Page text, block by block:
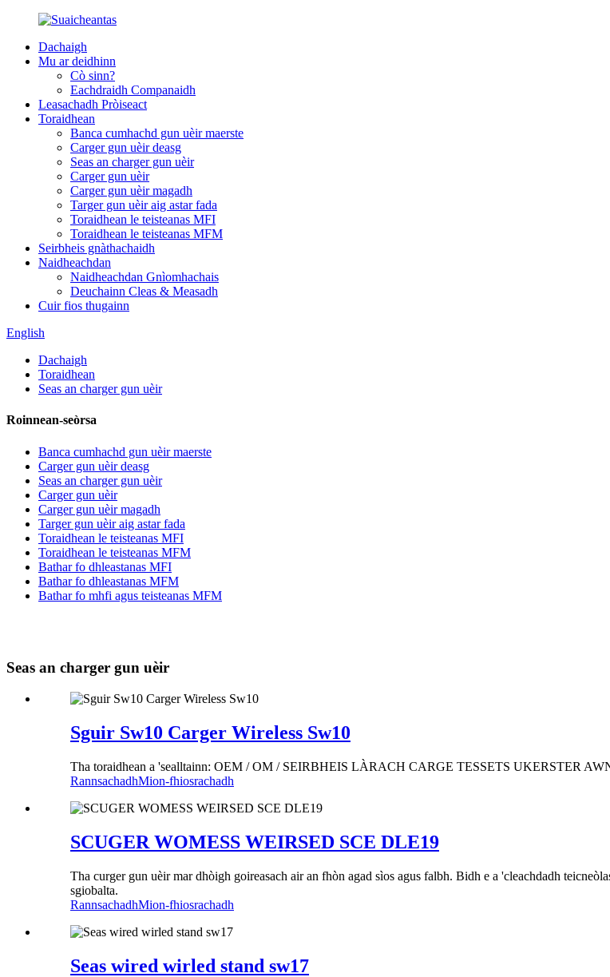
Dachaigh
Mu ar deidhinn
Cò sinn?
Eachdraidh Companaidh
Leasachadh Pròiseact
Toraidhean
Banca cumhachd gun uèir maerste
Carger gun uèir deasg
Seas an charger gun uèir
Carger gun uèir
Carger gun uèir magadh
Targer gun uèir aig astar fada
Toraidhean le teisteanas MFI
Toraidhean le teisteanas MFM
Seirbheis gnàthachaidh
Naidheachdan
Naidheachdan Gnìomhachais
Deuchainn Cleas & Measadh
Cuir fios thugainn
English
Dachaigh
Toraidhean
Seas an charger gun uèir
Roinnean-seòrsa
Banca cumhachd gun uèir maerste
Carger gun uèir deasg
Seas an charger gun uèir
Carger gun uèir
Carger gun uèir magadh
Targer gun uèir aig astar fada
Toraidhean le teisteanas MFI
Toraidhean le teisteanas MFM
Bathar fo dhleastanas MFI
Bathar fo dhleastanas MFM
Bathar fo mhfi agus teisteanas MFM
Seas an charger gun uèir
Sguir Sw10 Carger Wireless Sw10
Tha toraidhean a 'sealltainn: OEM / OM / SEIRBHEIS LÀRACH CARGE TESSETS UKERSTER
RannsachadhMion-fhiosrachadh
SCUGER WOMESS WEIRSED SCE DLE19
Tha curger gun uèir mar dhòigh goireasach air an fhòn agad sìos agus falbh. Bidh e a 'cleachdadh
sgiobalta.
RannsachadhMion-fhiosrachadh
Seas wired wirled stand sw17